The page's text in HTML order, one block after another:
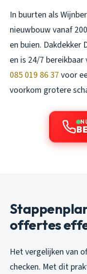
In buurten als
nieuwbouw vanaf
en buien. Dakdekker
en is 24/7
085 019 86 37 voor
voorkom grotere
offertes
Het vergelijken van
checken. Met dit